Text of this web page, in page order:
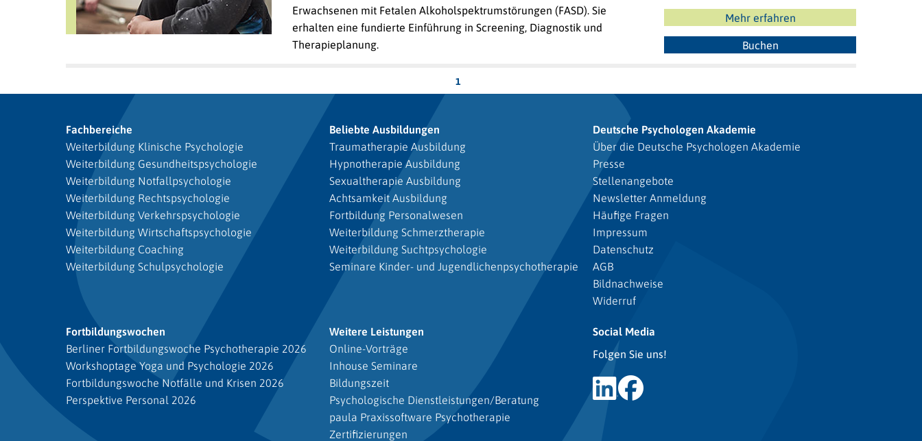
Erwachsenen mit Fetalen Alkoholspektrumstörungen (FASD). Sie
erhalten eine fundierte Einführung in Screening, Diagnostik und
Therapieplanung.
Mehr erfahren
Buchen
1
Fachbereiche
Weiterbildung Klinische Psychologie
Weiterbildung Gesundheitspsychologie
Weiterbildung Notfallpsychologie
Weiterbildung Rechtspsychologie
Weiterbildung Verkehrspsychologie
Weiterbildung Wirtschaftspsychologie
Weiterbildung Coaching
Weiterbildung Schulpsychologie
Beliebte Ausbildungen
Traumatherapie Ausbildung
Hypnotherapie Ausbildung
Sexualtherapie Ausbildung
Achtsamkeit Ausbildung
Fortbildung Personalwesen
Weiterbildung Schmerztherapie
Weiterbildung Suchtpsychologie
Seminare Kinder- und Jugendlichenpsychotherapie
Deutsche Psychologen Akademie
Über die Deutsche Psychologen Akademie
Presse
Stellenangebote
Newsletter Anmeldung
Häufige Fragen
Impressum
Datenschutz
AGB
Bildnachweise
Widerruf
Fortbildungswochen
Berliner Fortbildungswoche Psychotherapie 2026
Workshoptage Yoga und Psychologie 2026
Fortbildungswoche Notfälle und Krisen 2026
Perspektive Personal 2026
Weitere Leistungen
Online-Vorträge
Inhouse Seminare
Bildungszeit
Psychologische Dienstleistungen/Beratung
paula Praxissoftware Psychotherapie
Zertifizierungen
Social Media
Folgen Sie uns!